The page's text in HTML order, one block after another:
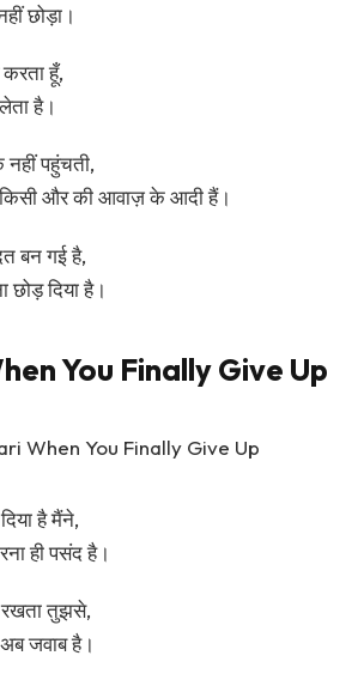
छोड़ा।
हूँ,
है।
पहुंचती,
और की आवाज़ के आदी हैं।
बन गई है,
छोड़ दिया है।
You Finally Give Up
है मैंने,
ही पसंद है।
रखता तुझसे,
अब जवाब है।